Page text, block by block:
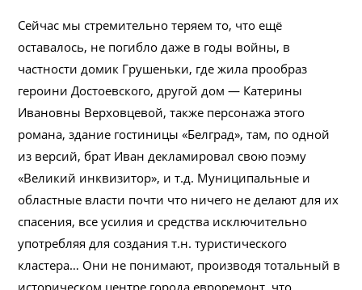
Сейчас мы стремительно теряем то, что ещё
оставалось, не погибло даже в годы войны, в
частности домик Грушеньки, где жила прообраз
героини Достоевского, другой дом — Катерины
Ивановны Верховцевой, также персонажа этого
романа, здание гостиницы «Белград», там, по одной
из версий, брат Иван декламировал свою поэму
«Великий инквизитор», и т.д. Муниципальные и
областные власти почти что ничего не делают для их
спасения, все усилия и средства исключительно
употребляя для создания т.н. туристического
кластера… Они не понимают, производя тотальный в
историческом центре города евроремонт, что